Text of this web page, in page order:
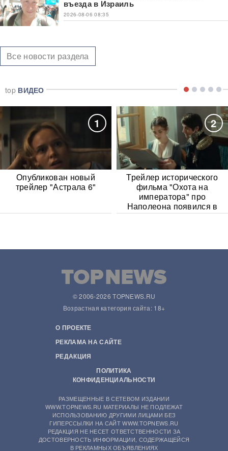
въезда в Израиль
2026-08-06 08:35
Все новости раздела
top ВИДЕО
1
Опубликован новый
трейлер "Астрала 6"
2
Трейлер исторического
фильма "Охота на
императора" про
Наполеона появился в
Сети
© 2006-2026 TOPNEWS.RU
Возрастная категория сайта: 18+
О ПРОЕКТЕ
РЕКЛАМА НА САЙТЕ
РЕДАКЦИЯ
ПОЛИТИКА
КОНФИДЕНЦИАЛЬНОСТИ
РАЗМЕЩЕННЫЕ В СЕТЕВОМ ИЗДАНИИ
WWW.TOPNEWS.RU МАТЕРИАЛЫ НЕ ПОДЛЕЖАТ
ИСПОЛЬЗОВАНИЮ ДРУГИМИ ЛИЦАМИ БЕЗ
ГИПЕРССЫЛКИ НА САЙТ WWW.TOPNEWS.RU
РЕДАКЦИЯ НЕ НЕСЕТ ОТВЕТСТВЕННОСТИ ЗА
ДОСТОВЕРНОСТЬ ИНФОРМАЦИИ, СОДЕРЖАЩЕЙСЯ
В РЕКЛАМНЫХ ОБЪЯВЛЕНИЯХ